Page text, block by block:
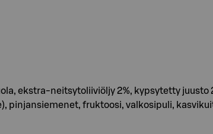
ekstra-neitsytoliiviöljy 2%, kypsytetty juusto
pinjansiemenet, fruktoosi, valkosipuli,